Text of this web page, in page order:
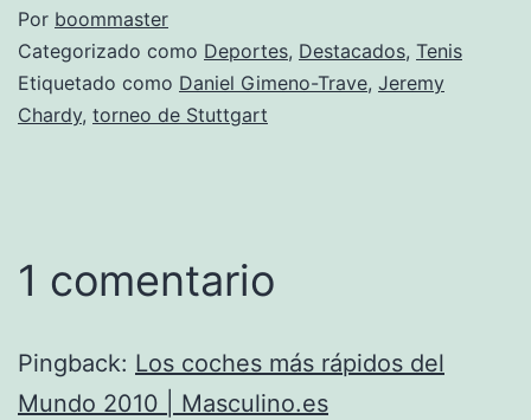
Por boommaster
Categorizado como Deportes, Destacados, Tenis
Etiquetado como Daniel Gimeno-Trave, Jeremy
Chardy, torneo de Stuttgart
1 comentario
Pingback: Los coches más rápidos del
Mundo 2010 | Masculino.es